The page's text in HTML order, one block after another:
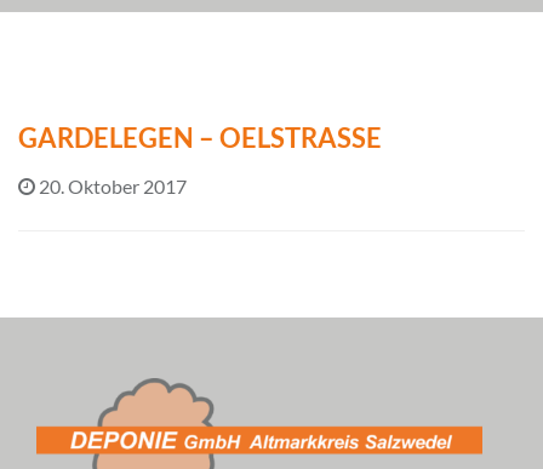
GARDELEGEN – OELSTRASSE
20. Oktober 2017